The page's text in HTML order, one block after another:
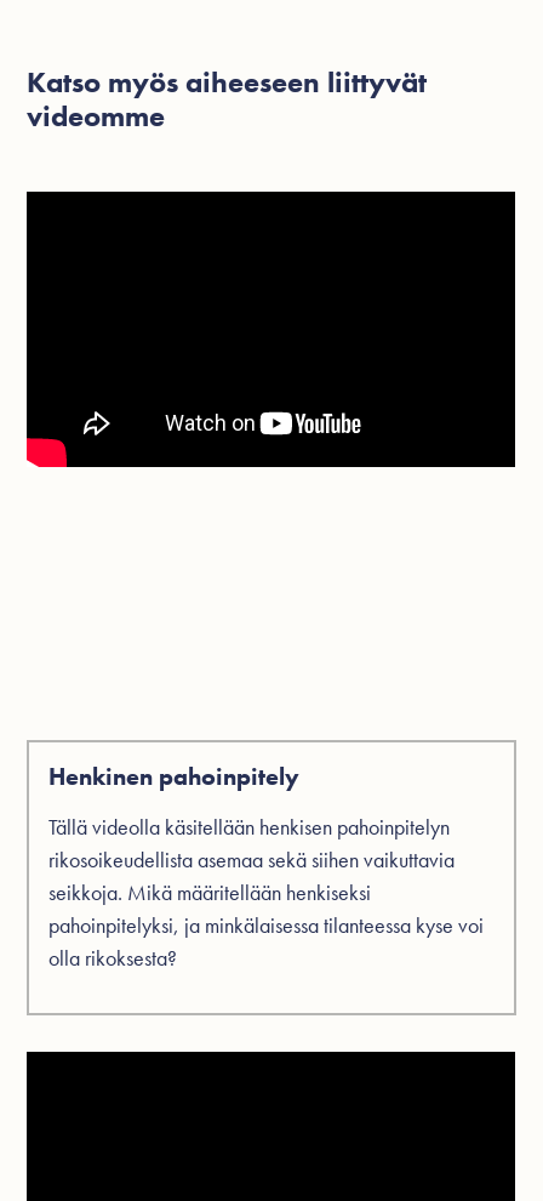
Katso myös aiheeseen liittyvät
videomme
Henkinen pahoinpitely
Tällä videolla käsitellään henkisen pahoinpitelyn
rikosoikeudellista asemaa sekä siihen vaikuttavia
seikkoja. Mikä määritellään henkiseksi
pahoinpitelyksi, ja minkälaisessa tilanteessa kyse voi
olla rikoksesta?